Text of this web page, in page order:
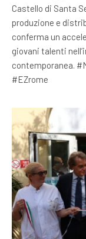
Castello di Santa
produzione e
conferma un
giovani talenti
contemporanea.
#EZrome